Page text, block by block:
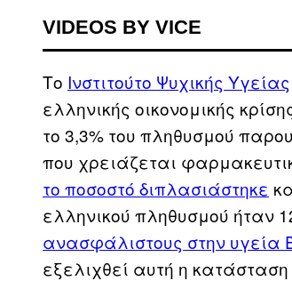
VIDEOS BY VICE
Το Ινστιτούτο Ψυχικής Υγείας
ελληνικής οικονομικής
το 3,3% του πληθυσμού
που χρειάζεται
το ποσοστό διπλασιάστηκε
ελληνικού πληθυσμού ήταν
ανασφάλιστους στην υγεία
εξελιχθεί αυτή η